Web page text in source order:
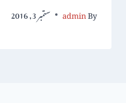
By
admin ستمبر 3, 2016